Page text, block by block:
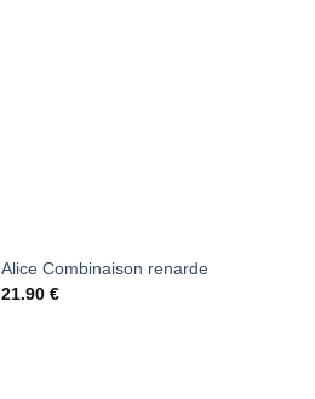
Alice Combinaison renarde
21.90 €